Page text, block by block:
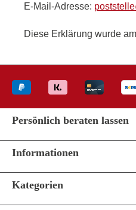
E-Mail-Adresse:
Diese Erklärung wurde
Persönlich beraten lassen
Informationen
Kategorien